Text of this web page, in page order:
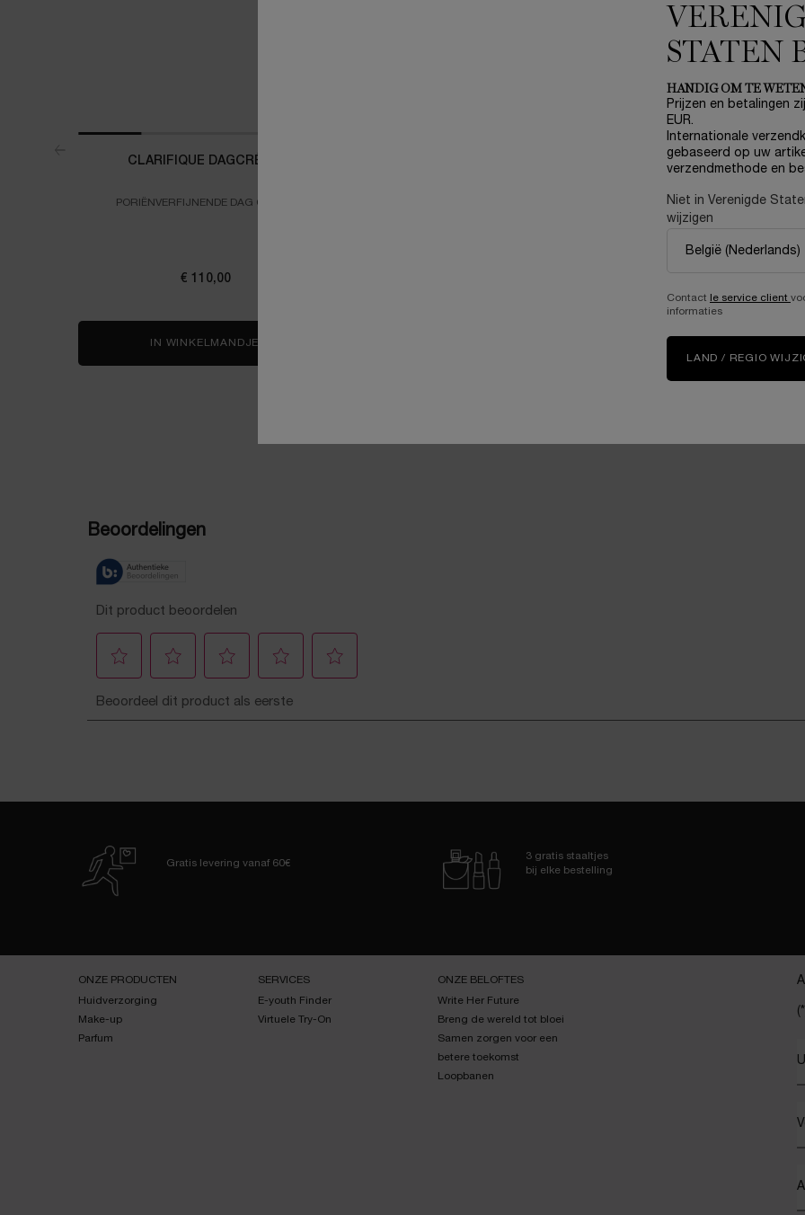
CLARIFIQUE DAGCRÈME
PORIËNVERFIJNENDE DAG CREME
€ 110,00
IN WINKELMANDJE
for Absolue Longevity MD Anticipate The Cream
ABSOLUE LONGEVITY MD ANTICIPATE THE
RÉNERGIE H.P.N 300-
Hoogwaardige Anti-Aging Rijke
Duurzame Navulling voor de
Gratis levering vanaf 60€
3 gratis staaltjes
bij elke bestelling
ONZE PRODUCTEN
Huidverzorging
Make-up
Parfum
SERVICES
E-youth Finder
Virtuele Try-On
ONZE BELOFTES
Write Her Future
Breng de wereld tot bloei
Samen zorgen voor een
betere toekomst
Loopbanen
STATEN
HANDIG OM TE
Prijzen en betalingen
EUR.
Internationale
gebaseerd op uw
verzendmethode en
Niet in Verenigde
wijzigen
Contact le service client
informaties
LAND / REGIO